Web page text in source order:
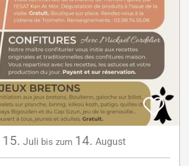
15. Juli bis zum 14. August